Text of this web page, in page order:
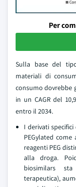
Per
Sulla base del
materiali di
consumo dovrebbe
in un CAGR del
entro il 2034.
I derivati
PEGylated
reagenti PEG
alla droga.
biosimilars
terapeutica),